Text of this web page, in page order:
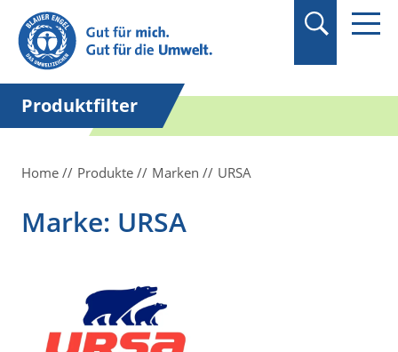
Suchbegriff in
Anführungszeichen
setzen.
Produktfilter
Home Produkte Marken URSA
Marke: URSA